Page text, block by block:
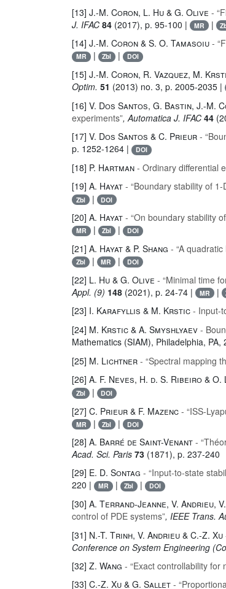
[13] J.-M. Coron, L. Hu & G. Olive -
J. IFAC 84 (2017), p. 95-100 | MR |
[14] J.-M. Coron & S. O. Tamasoiu -
MR | Zbl | DOI
[15] J.-M. Coron, R. Vazquez, M.
Optim. 51 (2013) no. 3, p. 2005-2035 |
[16] V. Dos Santos, G. Bastin, J.-M.
experiments”, Automatica J. IFAC 44
[17] V. Dos Santos & C. Prieur -
p. 1252-1264 |
DOI
[18] P. Hartman - Ordinary differential
[19] A. Hayat - “Boundary stability of
Zbl | DOI
[20] A. Hayat - “On boundary stability
MR | Zbl | DOI
[21] A. Hayat & P. Shang - “A
Zbl | MR | DOI
[22] L. Hu & G. Olive - “Minimal time
Appl. (9) 148 (2021), p. 24-74 | MR |
[23] I. Karafyllis & M. Krstic - Input-
[24] M. Krstic & A. Smyshlyaev -
Mathematics (SIAM), Philadelphia, PA,
[25] M. Lichtner - “Spectral mapping
[26] A. F. Neves, H. d. S. Ribeiro & O.
Zbl | DOI
[27] C. Prieur & F. Mazenc - “ISS-
MR | Zbl | DOI
[28] A. Barré de Saint-Venant -
Acad. Sci. Paris 73 (1871), p. 237-240
[29] E. D. Sontag - “Input-to-state
220 |
MR | Zbl | DOI
[30] A. Terrand-Jeanne, V. Andrieu,
control of PDE systems”, IEEE Trans.
[31] N.-T. Trinh, V. Andrieu & C.-Z. Xu
Conference on System Engineering
[32] Z. Wang - “Exact controllability for
[33] C.-Z. Xu & G. Sallet -